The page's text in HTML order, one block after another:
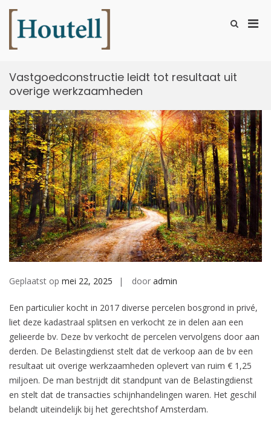
naar
inhoud
Toon
Vastgoedconstructie leidt tot resultaat uit
overige werkzaamheden
Geplaatst op mei 22, 2025 door admin
Een particulier kocht in 2017 diverse percelen bosgrond in privé,
liet deze kadastraal splitsen en verkocht ze in delen aan een
gelieerde bv. Deze bv verkocht de percelen vervolgens door aan
derden. De Belastingdienst stelt dat de verkoop aan de bv een
resultaat uit overige werkzaamheden oplevert van ruim € 1,25
miljoen. De man bestrijdt dit standpunt van de Belastingdienst
en stelt dat de transacties schijnhandelingen waren. Het geschil
belandt uiteindelijk bij het gerechtshof Amsterdam.